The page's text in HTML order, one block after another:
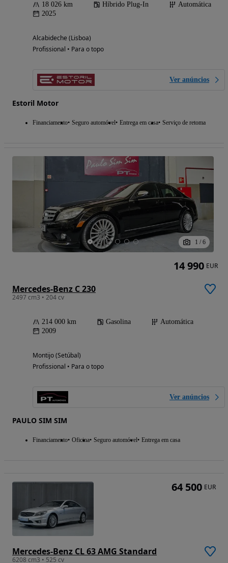
18 026 km Híbrido Plug-In
Automática
2025
Alcabideche (Lisboa)
Profissional • Para o topo
Ver anúncios
Estoril Motor
Financiamento Seguro automóvel Entrega em casa Serviço de retoma
1 / 6
Mercedes-Benz C 230
2497 cm3 • 204 cv
214 000 km Gasolina
Automática
2009
Montijo (Setúbal)
Profissional • Para o topo
Ver anúncios
PAULO SIM SIM
Financiamento Oficina Seguro automóvel Entrega em casa
14 990 EUR
Mercedes-Benz CL 63 AMG Standard
6208 cm3 • 525 cv
64 500 EUR